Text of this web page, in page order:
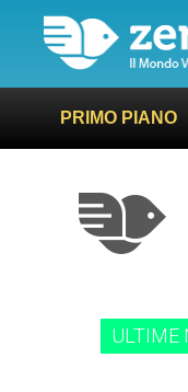
PRIMO PIANO
ULTIME